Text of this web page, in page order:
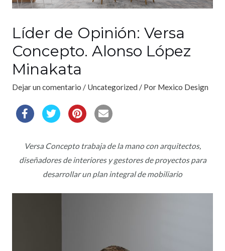
Líder de Opinión: Versa
Concepto. Alonso López
Minakata
Dejar un comentario / Uncategorized / Por Mexico Design
Versa Concepto trabaja de la mano con arquitectos,
diseñadores de interiores y gestores de proyectos para
desarrollar un plan integral de mobiliario